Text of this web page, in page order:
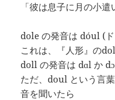
「彼は息子に月の小遣
dole の発音は dóul (ド
これは、『人形』の
doll の発音は dɑl か
ただ、doul という言
音を聞いたら